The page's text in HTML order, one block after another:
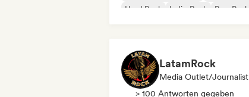
Hard Rock
Indie-Rock
Pop-Punk
LatamRock
Media Outlet/Journalist
> 100 Antworten gegeben